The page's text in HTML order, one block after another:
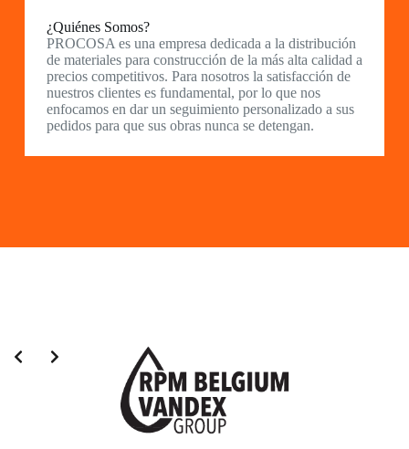
¿Quiénes Somos?
PROCOSA es una empresa dedicada a la distribución
de materiales para construcción de la más alta calidad a
precios competitivos. Para nosotros la satisfacción de
nuestros clientes es fundamental, por lo que nos
enfocamos en dar un seguimiento personalizado a sus
pedidos para que sus obras nunca se detengan.